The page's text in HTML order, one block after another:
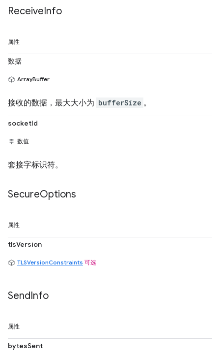
ReceiveInfo
属性
数据
ArrayBuffer
接收的数据，最大大小为 bufferSize 。
socketId
数值
套接字标识符。
SecureOptions
属性
tlsVersion
TLSVersionConstraints 可选
SendInfo
属性
bytesSent